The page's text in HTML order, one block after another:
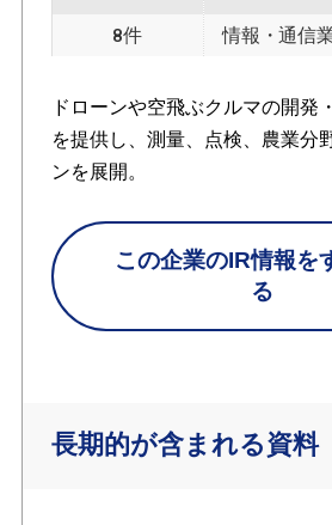
8件 情報・通信
ドローンや空飛ぶクルマの開発
を提供し、測量、点検、農業分
ンを展開。
この企業のIR情報を
る
長期的が含まれる資料